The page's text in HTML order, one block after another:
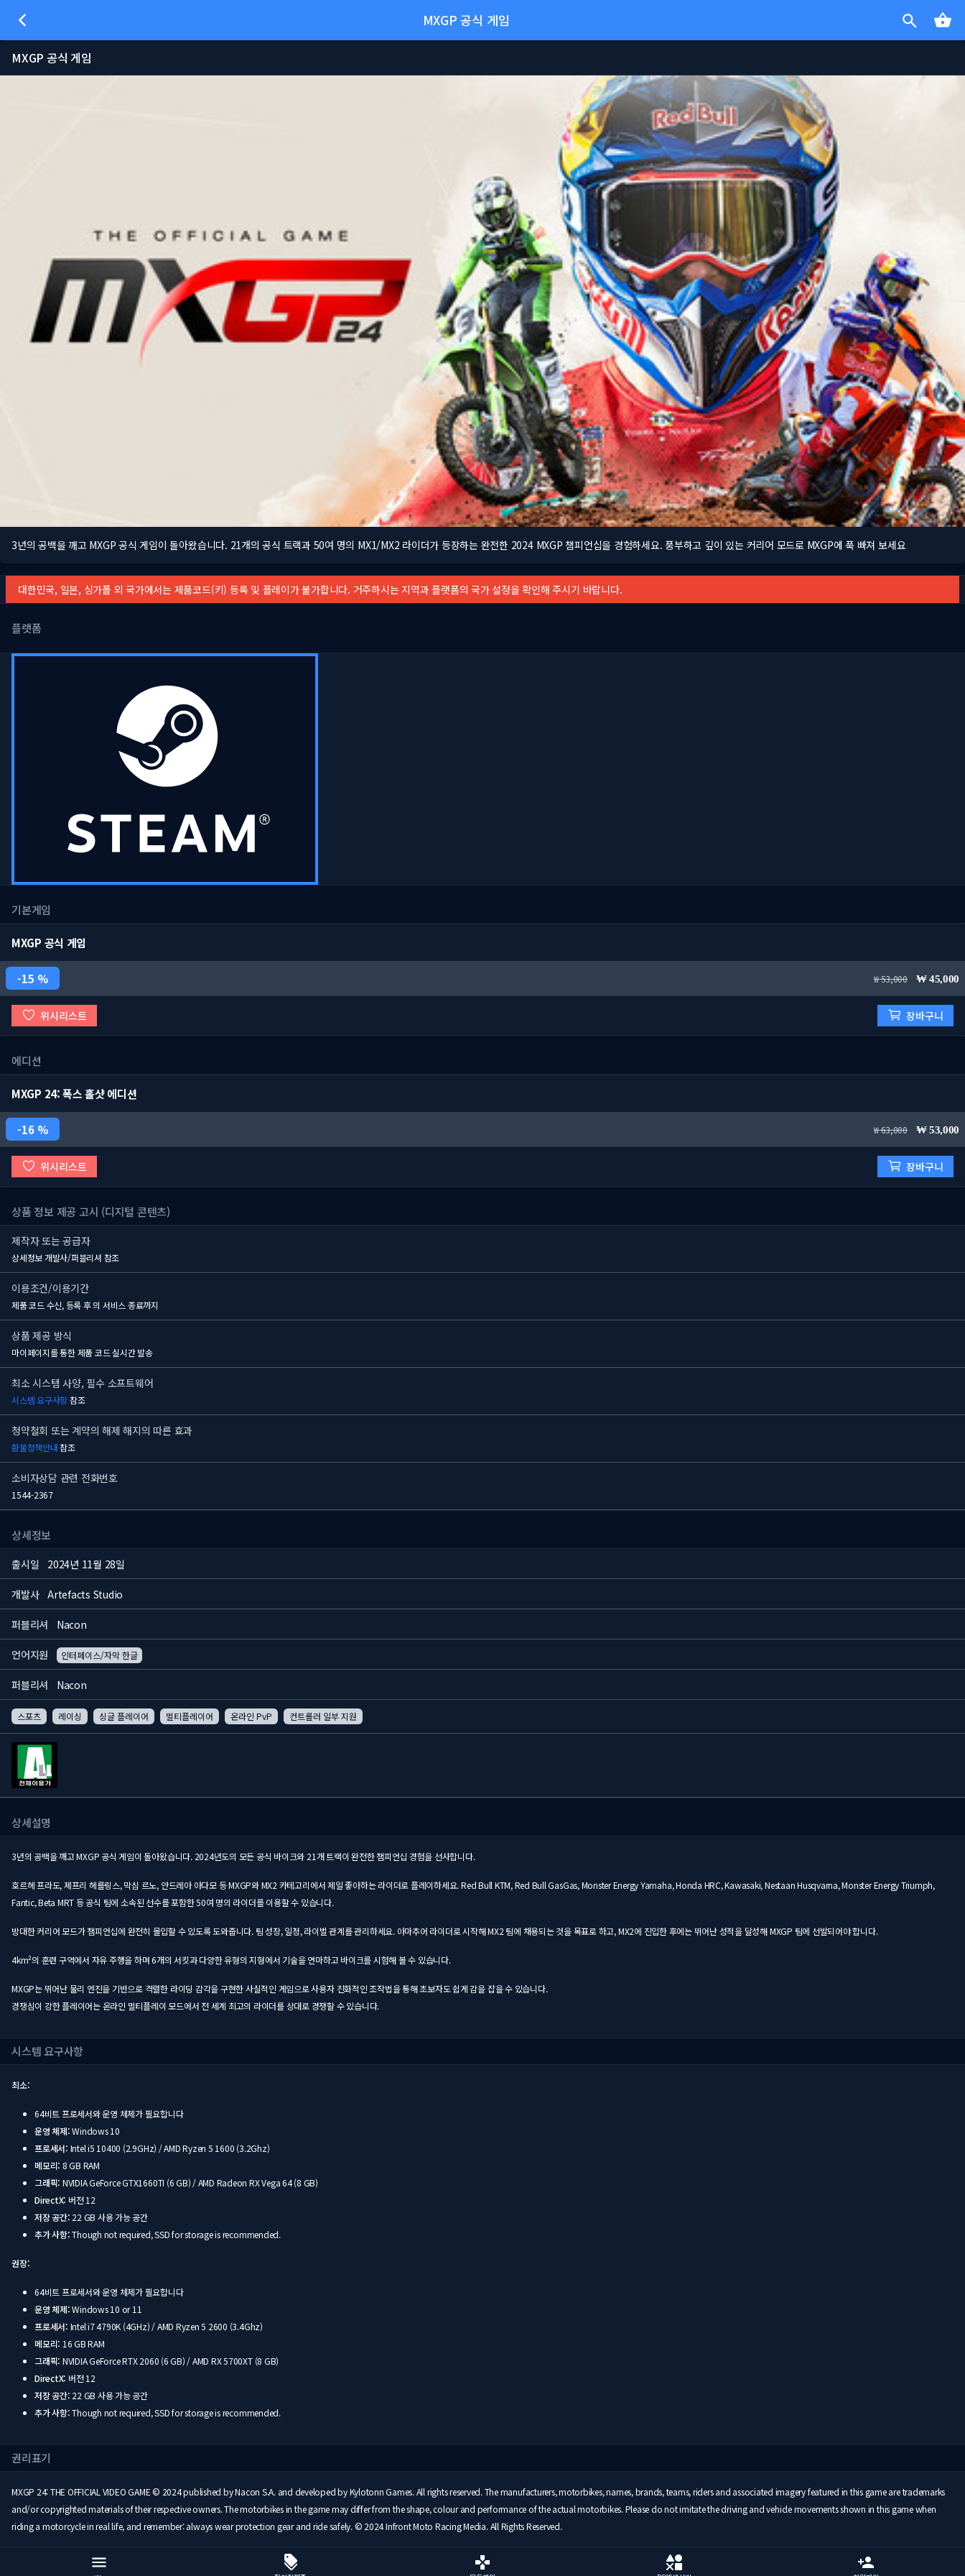
MXGP 공식 게임
MXGP 공식 게임
3년의 공백을 깨고 MXGP 공식 게임이 돌아왔습니다. 21개의 공식 트랙과 50여 명의 MX1/MX2 라이더가 등장하는 완전한 2024 MXGP 챔피언십을 경험하세요. 풍부하고 깊이 있는 커리어 모드로 MXGP에 푹 빠져 보세요
대한민국, 일본, 싱가폴 외 국가에서는 제품코드(키) 등록 및 플레이가 불가합니다. 거주하시는 지역과 플랫폼의 국가 설정을 확인해 주시기 바랍니다.
플랫폼
기본게임
MXGP 공식 게임
15 % 53,000 45,000
위시리스트 장바구니
에디션
MXGP 24: 폭스 홀샷 에디션
16 % 63,000 53,000
위시리스트 장바구니
상품 정보 제공 고시 (디지털 콘텐츠)
제작자 또는 공급자
상세정보 개발사/퍼블리셔 참조
이용조건/이용기간
제품 코드 수신, 등록 후의 서비스 종료까지
상품 제공 방식
마이페이지를 통한 제품 코드 실시간 발송
최소 시스템 사양, 필수 소프트웨어
시스템 요구사항참조
청약철회 또는 계약의 해제 해지의 따른 효과
환불정책안내참조
소비자상담 관련 전화번호
1544-2367
상세정보
출시일 2024년 11월 28일
개발사 Artefacts Studio
퍼블리셔 Nacon
언어지원 인터페이스/자막 한글
퍼블리셔 Nacon
스포츠 레이싱 싱글 플레이어 멀티플레이어 온라인 PvP 컨트롤러 일부 지원
상세설명
3년의 공백을 깨고 MXGP 공식 게임이 돌아왔습니다. 2024년도의 모든 공식 바이크와 21개 트랙이 완전한 챔피언십 경험을 선사합니다.
호르헤 프라도, 제프리 헤를링스, 막심 르노, 안드레아 아다모 등 MXGP와 MX2 카테고리에서 제일 좋아하는 라이더로 플레이하세요. Red Bull KTM, Red Bull GasGas, Monster Energy Yamaha, Honda HRC, Kawasaki, Nestaan Husqvarna, Monster Energy Triumph,
Fantic, Beta MRT 등 공식 팀에 소속된 선수를 포함한 50여 명의 라이더를 이용할 수 있습니다.
방대한 커리어 모드가 챔피언십에 완전히 몰입할 수 있도록 도와줍니다. 팀 성장, 일정, 라이벌 관계를 관리하세요. 아마추어 라이더로 시작해 MX2 팀에 채용되는 것을 목표로 하고, MX2에 진입한 후에는 뛰어난 성적을 달성해 MXGP 팀에 선발되어야 합니다.
4km²의 훈련 구역에서 자유 주행을 하며 6개의 서킷과 다양한 유형의 지형에서 기술을 연마하고 바이크를 시험해 볼 수 있습니다.
MXGP는 뛰어난 물리 엔진을 기반으로 격렬한 라이딩 감각을 구현한 사실적인 게임으로 사용자 친화적인 조작법을 통해 초보자도 쉽게 감을 잡을 수 있습니다.
경쟁심이 강한 플레이어는 온라인 멀티플레이 모드에서 전 세계 최고의 라이더를 상대로 경쟁할 수 있습니다.
시스템 요구사항
최소:
64비트 프로세서와 운영 체제가 필요합니다
운영 체제:Windows 10
프로세서: Intel i5 10400 (2.9GHz) / AMD Ryzen 5 1600 (3.2Ghz)
메모리: 8 GB RAM
그래픽: NVIDIA GeForce GTX1660TI (6 GB) / AMD Radeon RX Vega 64 (8 GB)
DirectX: 버전 12
저장 공간: 22 GB 사용 가능 공간
추가 사항:Though not required, SSD for storage is recommended.
권장:
64비트 프로세서와 운영 체제가 필요합니다
운영 체제:Windows 10 or 11
프로세서: Intel i7 4790K (4GHz) / AMD Ryzen 5 2600 (3.4Ghz)
메모리: 16 GB RAM
그래픽: NVIDIA GeForce RTX 2060 (6 GB) / AMD RX 5700XT (8 GB)
DirectX: 버전 12
저장 공간: 22 GB 사용 가능 공간
추가 사항:Though not required, SSD for storage is recommended.
권리표기
MXGP 24: THE OFFICIAL VIDEO GAME © 2024 published by Nacon S.A. and developed by Kylotonn Games. All rights reserved. The manufacturers, motorbikes, names, brands, teams, riders and associated imagery featured in this game are trademarks
and/or copyrighted materials of their respective owners. The motorbikes in the game may differ from the shape, colour and performance of the actual motorbikes. Please do not imitate the driving and vehicle movements shown in this game when
riding a motorcycle in real life, and remember: always wear protection gear and ride safely. © 2024 Infront Moto Racing Media. All Rights Reserved.